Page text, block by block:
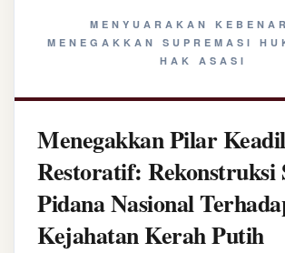
MENYUARAKAN
MENEGAKKAN SUPREMASI
HAK ASASI
Menegakkan Pilar
Restoratif: Rekonstruksi
Pidana Nasional
Kejahatan Kerah Putih